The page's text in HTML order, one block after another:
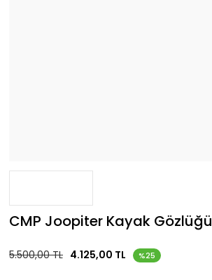
CMP Joopiter Kayak Gözlüğü
5.500,00 TL 4.125,00 TL %25